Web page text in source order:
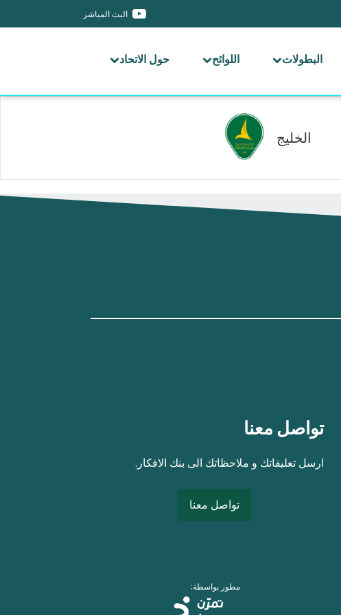
البث المباشر
البطولات اللوائح حول الاتحاد
الخليج
تواصل معنا
ارسل تعليقاتك و ملاحظاتك الى بنك الافكار.
تواصل معنا
مطور بواسطة: